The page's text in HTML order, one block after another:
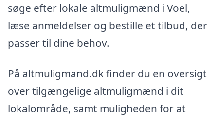
søge efter lokale altmuligmænd i Voel,
læse anmeldelser og bestille et tilbud, der
passer til dine behov.
På altmuligmand.dk finder du en oversigt
over tilgængelige altmuligmænd i dit
lokalområde, samt muligheden for at